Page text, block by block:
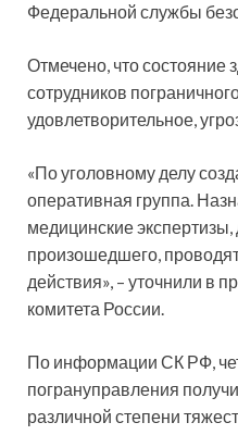
Федеральной службы
Отмечено, что состояние
сотрудников
удовлетворительное,
«По уголовному делу
оперативная группа.
медицинские
произошедшего,
действия», – уточнили в
комитета России.
По информации СК РФ,
погрануправления
различной степени